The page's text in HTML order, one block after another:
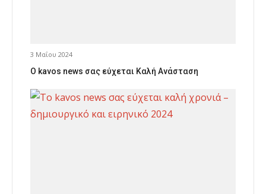
3 Μαΐου 2024
Ο kavos news σας εύχεται Καλή Ανάσταση